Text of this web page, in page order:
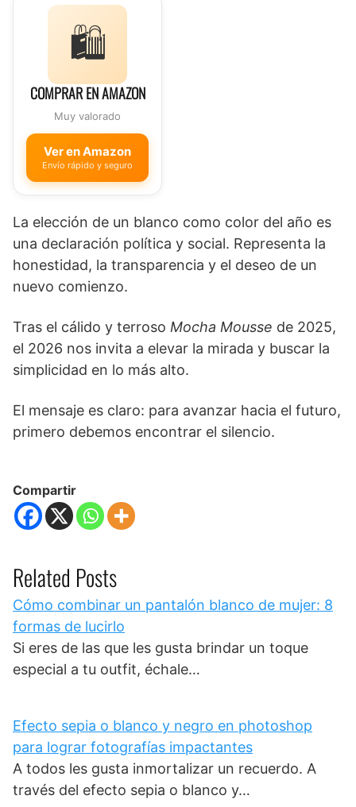
🛍️
COMPRAR EN AMAZON
Muy valorado
Ver en Amazon
Envío rápido y seguro
La elección de un blanco como color del año es
una declaración política y social. Representa la
honestidad, la transparencia y el deseo de un
nuevo comienzo.
Tras el cálido y terroso Mocha Mousse de 2025,
el 2026 nos invita a elevar la mirada y buscar la
simplicidad en lo más alto.
El mensaje es claro: para avanzar hacia el futuro,
primero debemos encontrar el silencio.
Compartir
Related Posts
Cómo combinar un pantalón blanco de mujer: 8
formas de lucirlo
Si eres de las que les gusta brindar un toque
especial a tu outfit, échale…
Efecto sepia o blanco y negro en photoshop
para lograr fotografías impactantes
A todos les gusta inmortalizar un recuerdo. A
través del efecto sepia o blanco y…